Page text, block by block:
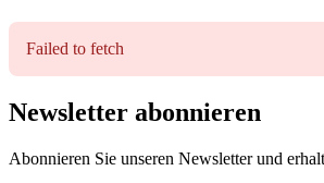
Failed to fetch
Newsletter abonnieren
Abonnieren Sie unseren Newsletter und